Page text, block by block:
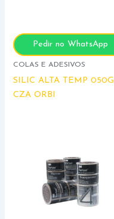
Pedir no WhatsApp
COLAS E ADESIVOS
SILIC ALTA TEMP 050G
CZA ORBI